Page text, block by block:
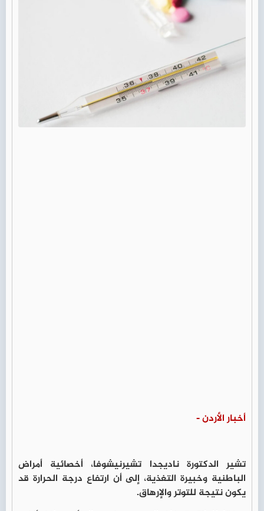
أخبار الأردن -
تشير الدكتورة ناديجدا تشيرنيشوفا، أخصائية أمراض
الباطنية وخبيرة التغذية، إلى أن ارتفاع درجة الحرارة قد
يكون نتيجة للتوتر والإرهاق.